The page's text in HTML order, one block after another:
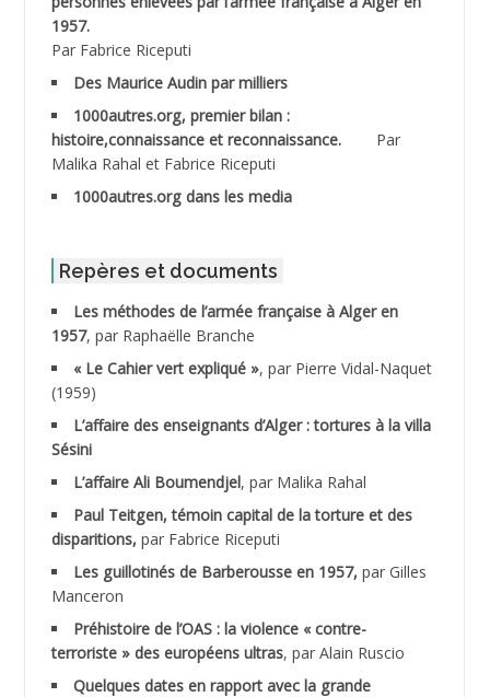
ABDESMED Mohamed ben Kaddour
ABDESSELAMI Kouider
ABDESSLEM Ahmed dit le Coiffeur
ABDOUDOU
ABID Mohamed
ABNOUN Salah
ACHACHE M.*
ACHLAF Ali
ADALMI
ADANE Ramdane *
ADDAD
1957.
Par Fabrice Riceputi
Des Maurice Audin par milliers
1000autres.org, premier bilan :
histoire,connaissance et reconnaissance.
Par
Malika Rahal et Fabrice Riceputi
1000autres.org dans les media
Repères et documents
Les méthodes de l’armée française à Alger en
1957, par Raphaëlle Branche
« Le Cahier vert expliqué », par Pierre Vidal-Naquet
(1959)
L’affaire des enseignants d’Alger : tortures à la villa
Sésini
L’affaire Ali Boumendjel, par Malika Rahal
Paul Teitgen, témoin capital de la torture et des
disparitions, par Fabrice Riceputi
Les guillotinés de Barberousse en 1957, par Gilles
Manceron
Préhistoire de l’OAS : la violence « contre-
terroriste » des européens ultras, par Alain Ruscio
Quelques dates en rapport avec la grande